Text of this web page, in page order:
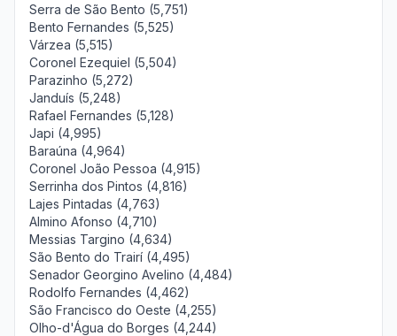
Serra de São Bento (5,751)
Bento Fernandes (5,525)
Várzea (5,515)
Coronel Ezequiel (5,504)
Parazinho (5,272)
Janduís (5,248)
Rafael Fernandes (5,128)
Japi (4,995)
Baraúna (4,964)
Coronel João Pessoa (4,915)
Serrinha dos Pintos (4,816)
Lajes Pintadas (4,763)
Almino Afonso (4,710)
Messias Targino (4,634)
São Bento do Trairí (4,495)
Senador Georgino Avelino (4,484)
Rodolfo Fernandes (4,462)
São Francisco do Oeste (4,255)
Olho-d'Água do Borges (4,244)